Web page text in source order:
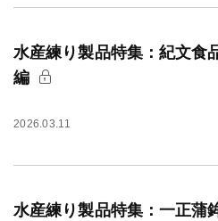
水産練り製品特集：紀文
編
2026.03.11
水産練り製品特集：一正